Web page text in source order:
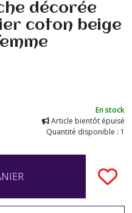
décorée
coton beige
En stock
Article bientôt épuisé
Quantité disponible : 1